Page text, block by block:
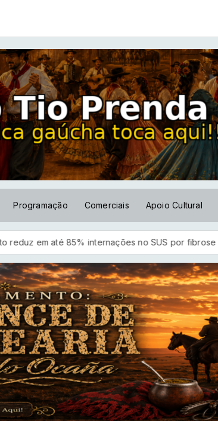
Programação Comerciais Apoio Cultural
até 85% internações no SUS por fibrose cística